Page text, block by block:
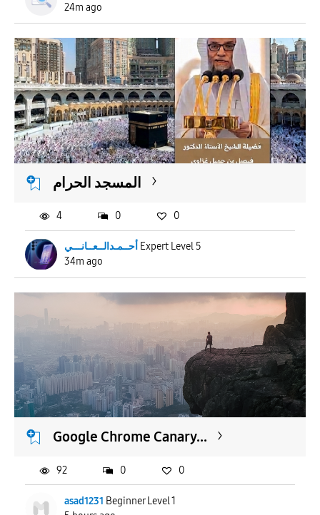
24m ago
المسجد الحرام
أحــمـدالــعــانـــي Expert Level 5
34m ago
4 0 0
Google Chrome Canary...
asad1231 Beginner Level 1
92 0 0